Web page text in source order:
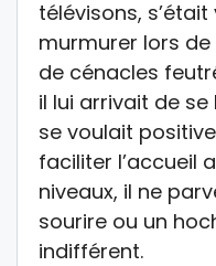
télévisons,
murmurer lors
de cénacles
il lui arrivait de
se voulait
faciliter l’accueil
niveaux, il ne
sourire ou un
indifférent.